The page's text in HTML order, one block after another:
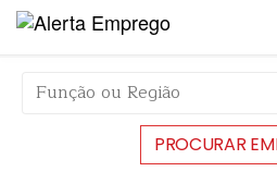
string(6) "#44656"